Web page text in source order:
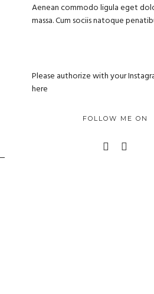
Aenean commodo ligula eget
massa. Cum sociis natoque
Please authorize with your
here
FOLLOW ME ON